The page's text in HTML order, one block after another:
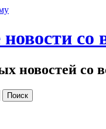
со
новостей со